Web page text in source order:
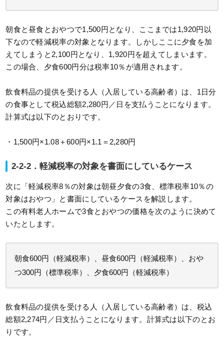
朝食と昼食とおやつで1,500円となり、ここまでは1,920円以
下なので軽減税率の対象となります。しかしここに夕食を加
えてしまうと2,100円となり、1,920円を超えてしまいます。
この場合、夕食600円分は税率10％が適用されます。
飲食料品の提供を受ける人（入居している高齢者）は、1日分
の食事として税込総額2,280円／日を支払うことになります。
計算式は以下のとおりです。
・1,500円×1.08＋600円×1.1＝2,280円
2-2-2．軽減税率の対象を書面にしているケース
次に「軽減税率8％の対象は朝昼夕食の3食、標準税率10％の
対象はおやつ」と書面にしているケースを解説します。
この有料老人ホームで3食とおやつの価格を次のように決めて
いたとします。
朝食600円（軽減税率）、昼食600円（軽減税率）、おや
つ300円（標準税率）、夕食600円（軽減税率）
飲食料品の提供を受ける人（入居している高齢者）は、税込
総額2,274円／日支払うことになります。計算式は以下のとお
りです。